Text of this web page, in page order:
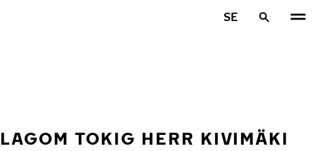
SE
LAGOM TOKIG HERR KIVIMÄKI